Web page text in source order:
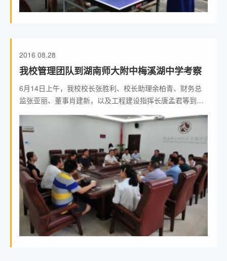
2016 08.28
我校管理团队到湖南师大附中梅溪湖中学考察
6月14日上午，我校校长张胜利、校长助理余柏青、财务总
监张亚丽、董事肖建新，以及工程建设指挥长唐孟君等到湖
附中梅溪